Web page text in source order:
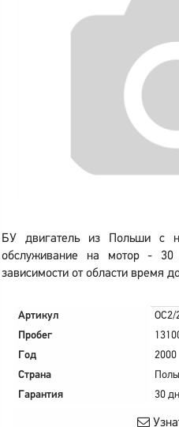
БУ двигатель из Польши с
обслуживание на мотор -
зависимости от области время
Артикул
Пробег
Год
2000
Страна
Гарантия
30